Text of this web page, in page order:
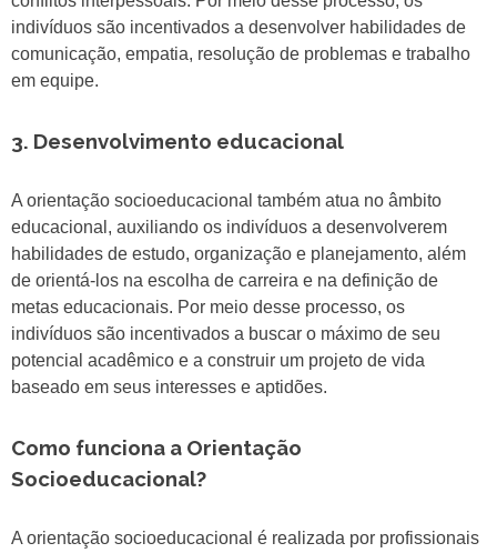
indivíduos são incentivados a desenvolver habilidades de
comunicação, empatia, resolução de problemas e trabalho
em equipe.
3. Desenvolvimento educacional
A orientação socioeducacional também atua no âmbito
educacional, auxiliando os indivíduos a desenvolverem
habilidades de estudo, organização e planejamento, além
de orientá-los na escolha de carreira e na definição de
metas educacionais. Por meio desse processo, os
indivíduos são incentivados a buscar o máximo de seu
potencial acadêmico e a construir um projeto de vida
baseado em seus interesses e aptidões.
Como funciona a Orientação
Socioeducacional?
A orientação socioeducacional é realizada por profissionais